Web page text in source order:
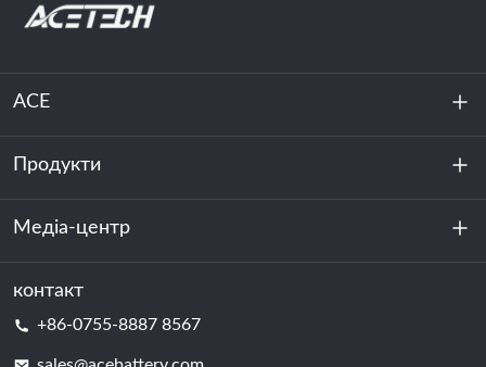
ACE
Про нас
Стійкість
Продукти
Зберігання енергії
Центр обробки даних та серверна кімната
Медіа-центр
Новини
контакт
+86-0755-8887 8567